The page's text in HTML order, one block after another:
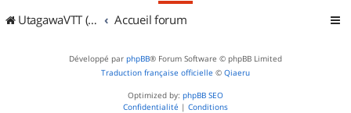
UtagawaVTT (Randos VTT et VTTAE avec traces GPS) Accueil forum
Développé par phpBB® Forum Software © phpBB Limited
Traduction française officielle © Qiaeru
Optimized by: phpBB SEO
Confidentialité | Conditions